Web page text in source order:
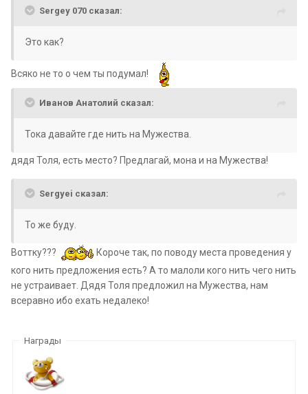
Sergey 070 сказал:
Это как?
Всяко не то о чем ты подумал!
Иванов Анатолий сказал:
Тока давайте где нить на Мужества.
дядя Толя, есть место? Предлагай, мона и на Мужества!
Sergyei сказал:
То же буду.
Воттку???
Короче так, по поводу места проведения у
кого нить предложения есть? А то малоли кого нить чего нить
не устраивает. Дядя Толя предложил на Мужества, нам
всеравно ибо ехать недалеко!
Награды